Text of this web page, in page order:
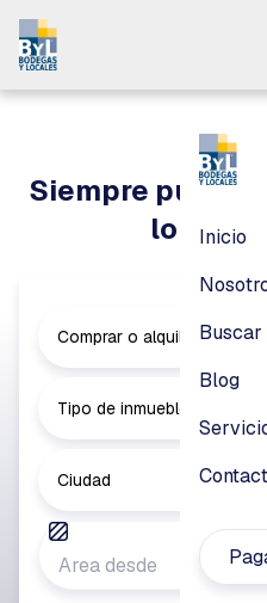
Nosotros
Inicio
Buscar
Blog
Siempre
lo que
Comprar o alquilar
Tipo de inmueble
Ciudad